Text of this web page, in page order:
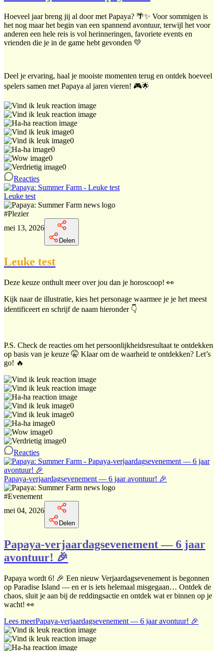
Hoeveel jaar breng jij al door met Papaya? 🌴✨ Voor sommigen is
het nog maar het begin van een spannend avontuur, terwijl het voor
anderen een hele reis is vol herinneringen, favoriete events en
vrienden die je in de game hebt gevonden 💛
Deel je ervaring, haal je mooiste momenten terug en ontdek hoeveel
spelers samen met Papaya al jaren vieren! 🎮🌟
0
0
0
0
0
Reacties
Leuke test
#Plezier
mei 13, 2026
Delen
Leuke test
Deze keuze onthult meer over jou dan je horoscoop! 👀
Kijk naar de illustratie, kies het personage waarmee je je het meest
identificeert en schrijf de naam hieronder 👇
P.S. Check de reacties om het persoonlijkheidsresultaat te ontdekken
op basis van je keuze 🤫 Klaar om de waarheid te ontdekken? Let’s
go! 🔥
0
0
0
0
0
Reacties
Papaya-verjaardagsevenement — 6 jaar avontuur! 🎉
#Evenement
mei 04, 2026
Delen
Papaya-verjaardagsevenement — 6 jaar
avontuur! 🎉
Papaya wordt 6! 🎉 Een nieuw Verjaardagsevenement is begonnen
op Paradise Island — en er is iets helemaal misgegaan… Ontdek de
chaos, sluit je aan bij de reddingsactie en ontdek wat er binnen op je
wacht! 👀
Lees meerPapaya-verjaardagsevenement — 6 jaar avontuur! 🎉